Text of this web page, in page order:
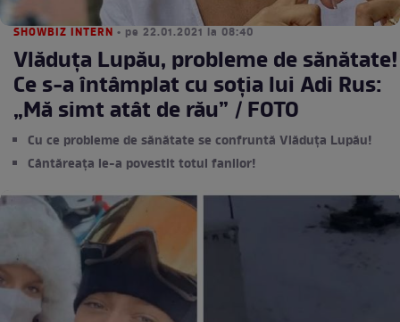
SHOWBIZ INTERN • pe 22.01.2021 la 08:40
Vlăduța Lupău, probleme de sănătate!
Ce s-a întâmplat cu soția lui Adi Rus:
„Mă simt atât de rău” / FOTO
Cu ce probleme de sănătate se confruntă Vlăduța Lupău!
Cântăreața le-a povestit totul fanilor!